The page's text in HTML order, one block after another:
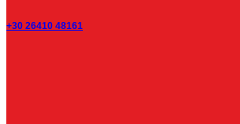
+30 26410 48161